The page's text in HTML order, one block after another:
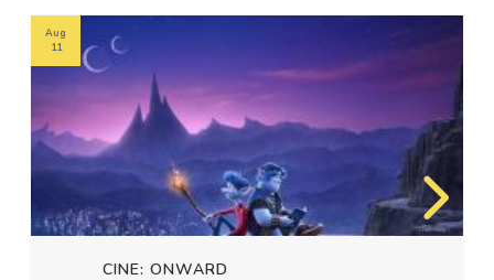
CINE: ONWARD
Aug
11